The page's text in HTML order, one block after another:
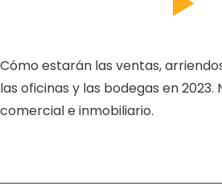
Cómo estarán las ventas,
las oficinas y las bodegas en
comercial e inmobiliario.